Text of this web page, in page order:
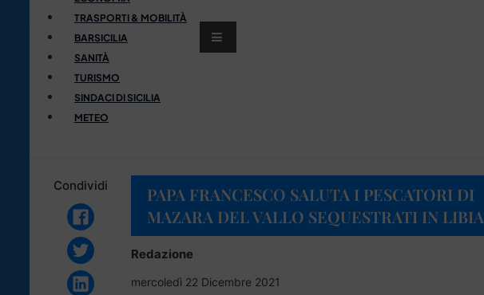
TRASPORTI & MOBILITÀ
BARSICILIA
SANITÀ
TURISMO
SINDACI DI SICILIA
METEO
Condividi
PAPA FRANCESCO SALUTA I PESCATORI DI
MAZARA DEL VALLO SEQUESTRATI IN LIBIA
Redazione
mercoledì 22 Dicembre 2021